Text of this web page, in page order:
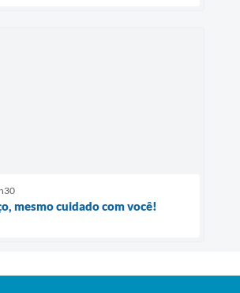
mesmo cuidado com você!